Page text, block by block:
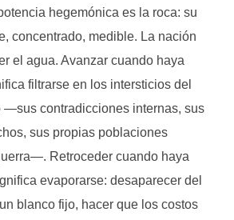
hegemónica es la roca: su
concentrado, medible. La nación
el agua. Avanzar cuando haya
filtrarse en los intersticios del
—sus contradicciones internas, sus
sus propias poblaciones
Retroceder cuando haya
evaporarse: desaparecer del
blanco fijo, hacer que los costos